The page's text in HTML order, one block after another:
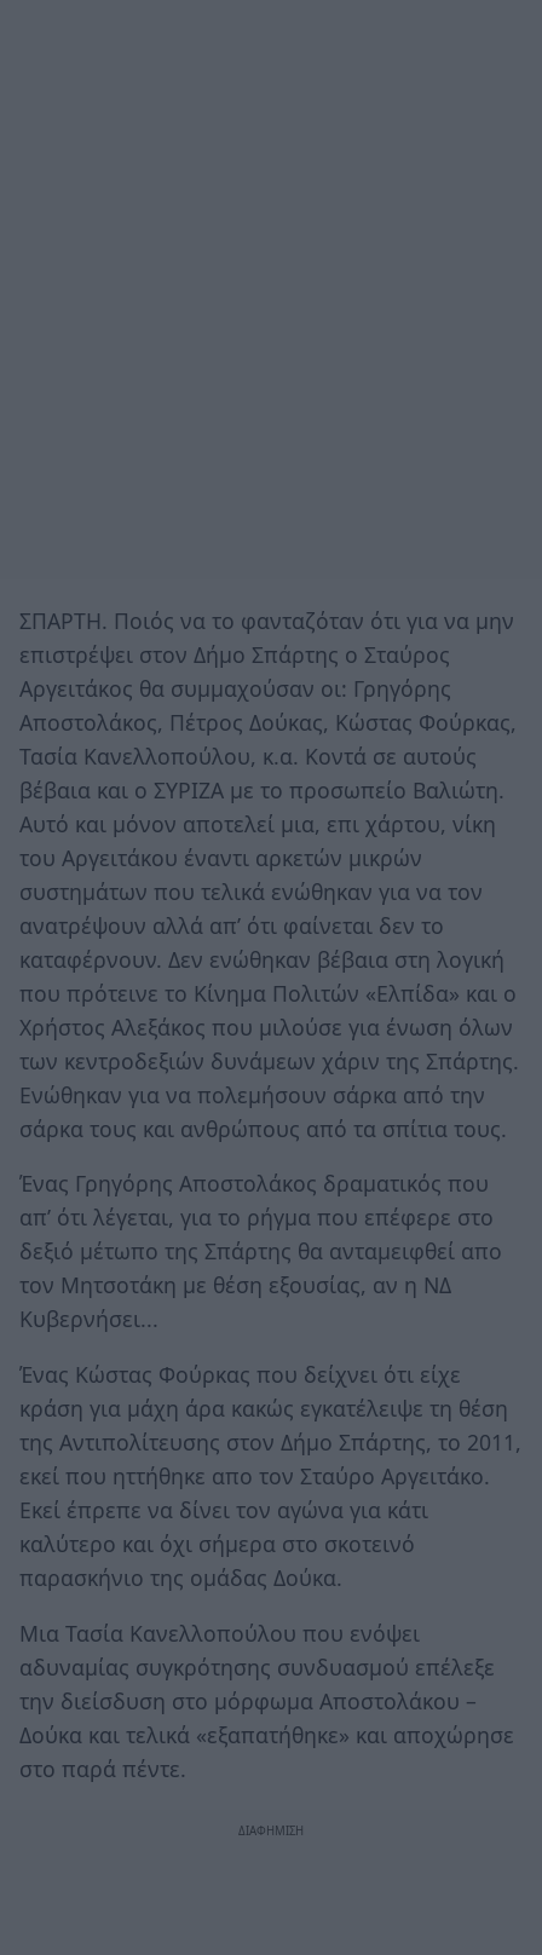
ΣΠΑΡΤΗ. Ποιός να το φανταζόταν ότι για να μην
επιστρέψει στον Δήμο Σπάρτης ο Σταύρος
Αργειτάκος θα συμμαχούσαν οι: Γρηγόρης
Αποστολάκος, Πέτρος Δούκας, Κώστας Φούρκας,
Τασία Κανελλοπούλου, κ.α. Κοντά σε αυτούς
βέβαια και ο ΣΥΡΙΖΑ με το προσωπείο Βαλιώτη.
Αυτό και μόνον αποτελεί μια, επι χάρτου, νίκη
του Αργειτάκου έναντι αρκετών μικρών
συστημάτων που τελικά ενώθηκαν για να τον
ανατρέψουν αλλά απ’ ότι φαίνεται δεν το
καταφέρνουν. Δεν ενώθηκαν βέβαια στη λογική
που πρότεινε το Κίνημα Πολιτών «Ελπίδα» και ο
Χρήστος Αλεξάκος που μιλούσε για ένωση όλων
των κεντροδεξιών δυνάμεων χάριν της Σπάρτης.
Ενώθηκαν για να πολεμήσουν σάρκα από την
σάρκα τους και ανθρώπους από τα σπίτια τους.
Ένας Γρηγόρης Αποστολάκος δραματικός που
απ’ ότι λέγεται, για το ρήγμα που επέφερε στο
δεξιό μέτωπο της Σπάρτης θα ανταμειφθεί απο
τον Μητσοτάκη με θέση εξουσίας, αν η ΝΔ
Κυβερνήσει...
Ένας Κώστας Φούρκας που δείχνει ότι είχε
κράση για μάχη άρα κακώς εγκατέλειψε τη θέση
της Αντιπολίτευσης στον Δήμο Σπάρτης, το 2011,
εκεί που ηττήθηκε απο τον Σταύρο Αργειτάκο.
Εκεί έπρεπε να δίνει τον αγώνα για κάτι
καλύτερο και όχι σήμερα στο σκοτεινό
παρασκήνιο της ομάδας Δούκα.
Μια Τασία Κανελλοπούλου που ενόψει
αδυναμίας συγκρότησης συνδυασμού επέλεξε
την διείσδυση στο μόρφωμα Αποστολάκου –
Δούκα και τελικά «εξαπατήθηκε» και αποχώρησε
στο παρά πέντε.